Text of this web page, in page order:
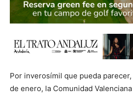
Por inverosímil que pueda parecer,
de enero, la Comunidad